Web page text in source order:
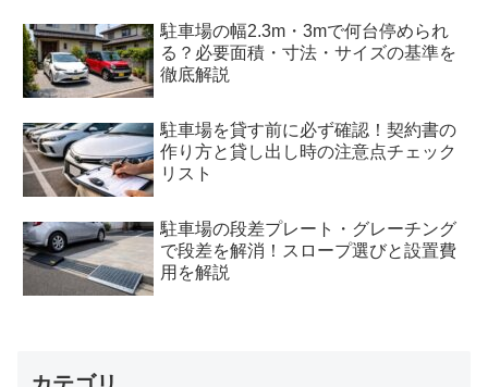
駐車場の幅2.3m・3mで何台停められ
る？必要面積・寸法・サイズの基準を
徹底解説
駐車場を貸す前に必ず確認！契約書の
作り方と貸し出し時の注意点チェック
リスト
駐車場の段差プレート・グレーチング
で段差を解消！スロープ選びと設置費
用を解説